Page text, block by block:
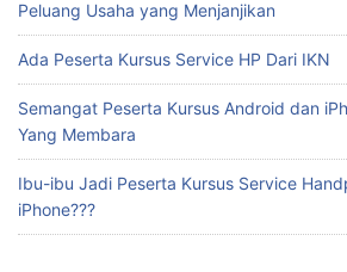
Peluang Usaha yang Menjanjikan
Ada Peserta Kursus Service HP Dari IKN
Semangat Peserta Kursus Android dan
Yang Membara
Ibu-ibu Jadi Peserta Kursus Service
iPhone???